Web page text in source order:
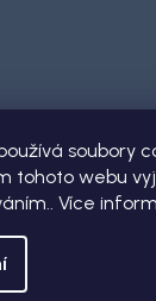
soubory
tohoto webu
Více